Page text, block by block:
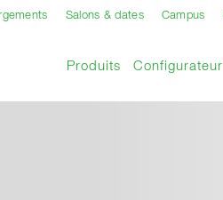
Salons & dates Campus
Produits Configurateur